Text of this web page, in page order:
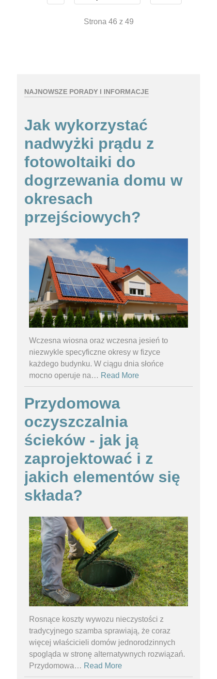
Strona 46 z 49
NAJNOWSZE PORADY I INFORMACJE
Jak wykorzystać
nadwyżki prądu z
fotowoltaiki do
dogrzewania domu w
okresach
przejściowych?
Wczesna wiosna oraz wczesna jesień to
niezwykle specyficzne okresy w fizyce
każdego budynku. W ciągu dnia słońce
mocno operuje na… Read More
Przydomowa
oczyszczalnia
ścieków - jak ją
zaprojektować i z
jakich elementów się
składa?
Rosnące koszty wywozu nieczystości z
tradycyjnego szamba sprawiają, że coraz
więcej właścicieli domów jednorodzinnych
spogląda w stronę alternatywnych rozwiązań.
Przydomowa… Read More